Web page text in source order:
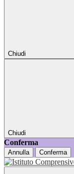
Chiudi
Chiudi
Conferma
Annulla Conferma